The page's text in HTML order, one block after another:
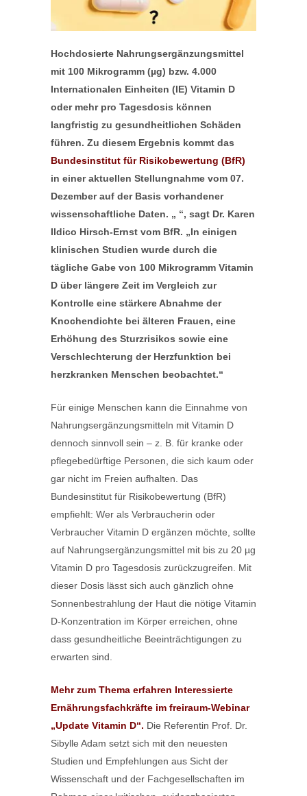
Hochdosierte Nahrungsergänzungsmittel
mit 100 Mikrogramm (µg) bzw. 4.000
Internationalen Einheiten (IE) Vitamin D
oder mehr pro Tagesdosis können
langfristig zu gesundheitlichen Schäden
führen. Zu diesem Ergebnis kommt das
Bundesinstitut für Risikobewertung (BfR)
in einer aktuellen Stellungnahme vom 07.
Dezember auf der Basis vorhandener
wissenschaftliche Daten. „ “, sagt Dr. Karen
Ildico Hirsch-Ernst vom BfR. „In einigen
klinischen Studien wurde durch die
tägliche Gabe von 100 Mikrogramm Vitamin
D über längere Zeit im Vergleich zur
Kontrolle eine stärkere Abnahme der
Knochendichte bei älteren Frauen, eine
Erhöhung des Sturzrisikos sowie eine
Verschlechterung der Herzfunktion bei
herzkranken Menschen beobachtet.“
Für einige Menschen kann die Einnahme von
Nahrungsergänzungsmitteln mit Vitamin D
dennoch sinnvoll sein – z. B. für kranke oder
pflegebedürftige Personen, die sich kaum oder
gar nicht im Freien aufhalten. Das
Bundesinstitut für Risikobewertung (BfR)
empfiehlt: Wer als Verbraucherin oder
Verbraucher Vitamin D ergänzen möchte, sollte
auf Nahrungsergänzungsmittel mit bis zu 20 µg
Vitamin D pro Tagesdosis zurückzugreifen. Mit
dieser Dosis lässt sich auch gänzlich ohne
Sonnenbestrahlung der Haut die nötige Vitamin
D-Konzentration im Körper erreichen, ohne
dass gesundheitliche Beeinträchtigungen zu
erwarten sind.
Mehr zum Thema erfahren Interessierte
Ernährungsfachkräfte im freiraum-Webinar
„Update Vitamin D“. Die Referentin Prof. Dr.
Sibylle Adam setzt sich mit den neuesten
Studien und Empfehlungen aus Sicht der
Wissenschaft und der Fachgesellschaften im